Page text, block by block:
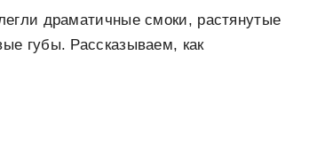
драматичные смоки, растянутые
губы. Рассказываем, как